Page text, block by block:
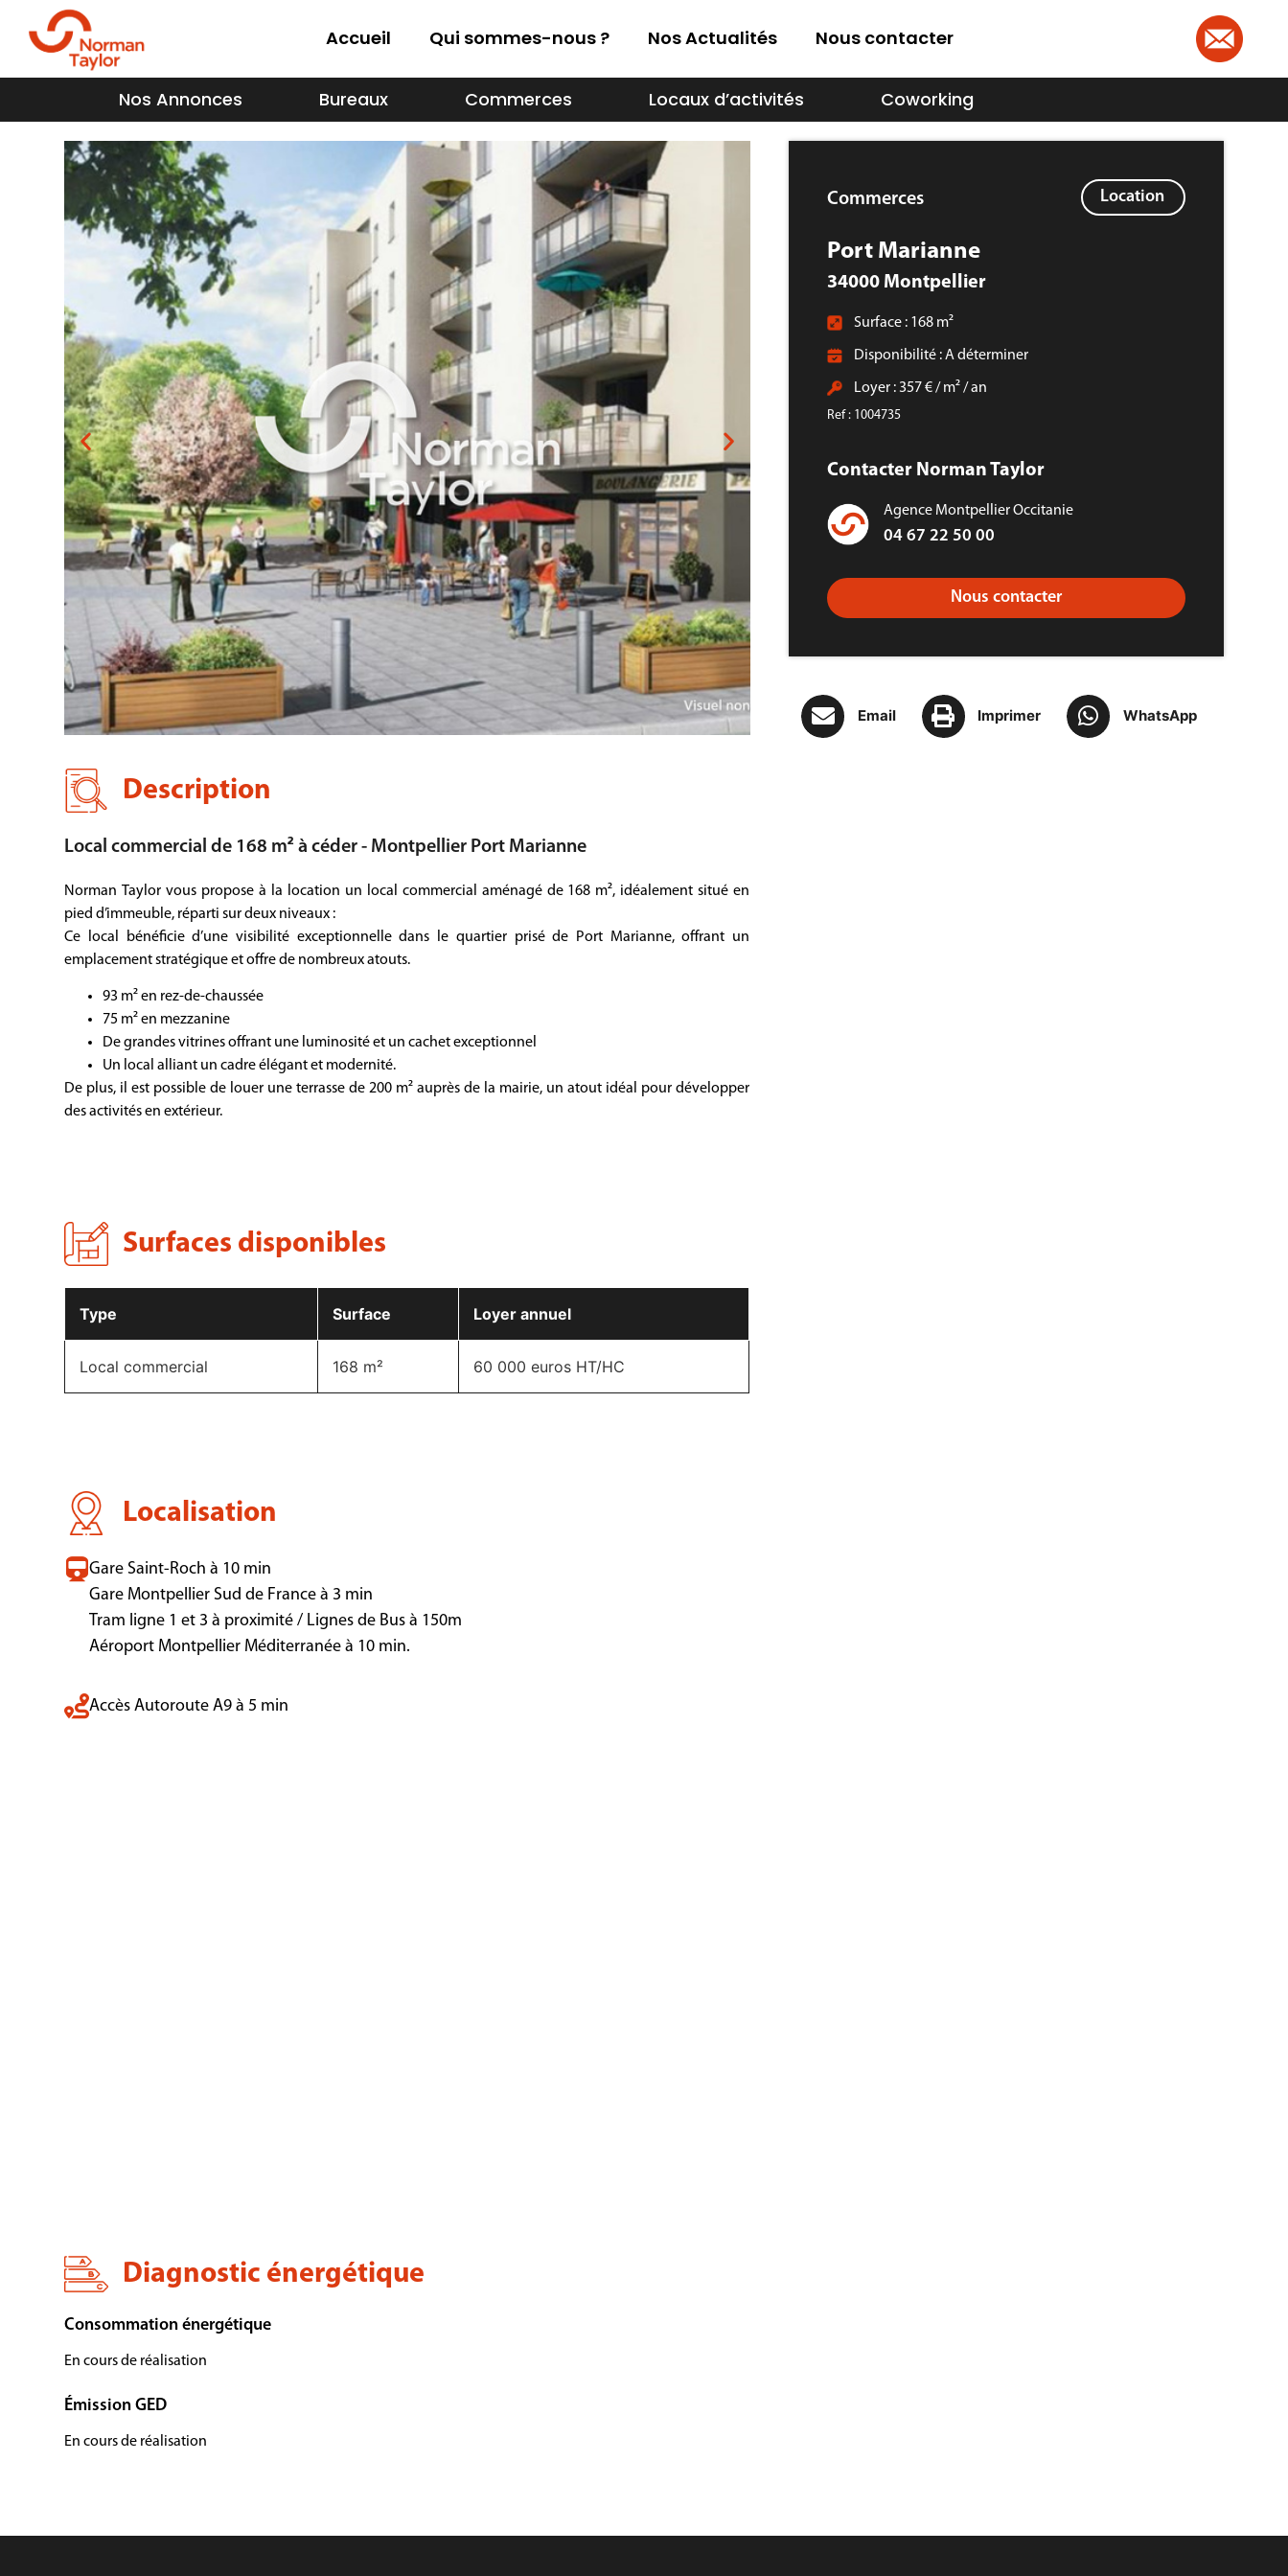
Accueil Qui sommes-nous ? Nos Actualités Nous contacter
Nos Annonces Bureaux Commerces Locaux d’activités Coworking
Commerces Location
Port Marianne
34000 Montpellier
Surface : 168 m²
Disponibilité : A déterminer
Loyer : 357 € / m² / an
Ref : 1004735
Contacter Norman Taylor
Agence Montpellier Occitanie
04 67 22 50 00
Nous contacter
Email Imprimer WhatsApp
Description
Local commercial de 168 m² à céder - Montpellier Port Marianne
Norman Taylor vous propose à la location un local commercial aménagé de 168 m², idéalement situé en
pied d’immeuble, réparti sur deux niveaux :
Ce local bénéficie d’une visibilité exceptionnelle dans le quartier prisé de Port Marianne, offrant un
emplacement stratégique et offre de nombreux atouts.
93 m² en rez-de-chaussée
75 m² en mezzanine
De grandes vitrines offrant une luminosité et un cachet exceptionnel
Un local alliant un cadre élégant et modernité.
De plus, il est possible de louer une terrasse de 200 m² auprès de la mairie, un atout idéal pour développer
des activités en extérieur.
Surfaces disponibles​
Type Surface Loyer annuel
Local commercial 168 m² 60 000 euros HT/HC
Localisation
Gare Saint-Roch à 10 min
Gare Montpellier Sud de France à 3 min
Tram ligne 1 et 3 à proximité / Lignes de Bus à 150m
Aéroport Montpellier Méditerranée à 10 min.
Accès Autoroute A9 à 5 min
Diagnostic énergétique
Consommation énergétique
En cours de réalisation
Émission GED
En cours de réalisation